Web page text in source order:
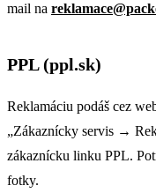
mail na
PPL (ppl.sk)
Reklamáciu podáš cez
„Zákaznícky servis →
zákaznícku linku PPL.
fotky.